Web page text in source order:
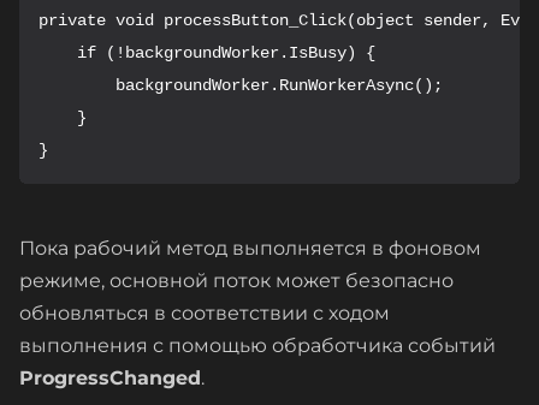
private void processButton_Click(object sender,
    if (!backgroundWorker.IsBusy) {
        backgroundWorker.RunWorkerAsync();
    }
}
Пока рабочий метод выполняется в фоновом
режиме, основной поток может безопасно
обновляться в соответствии с ходом
выполнения с помощью обработчика событий
ProgressChanged.